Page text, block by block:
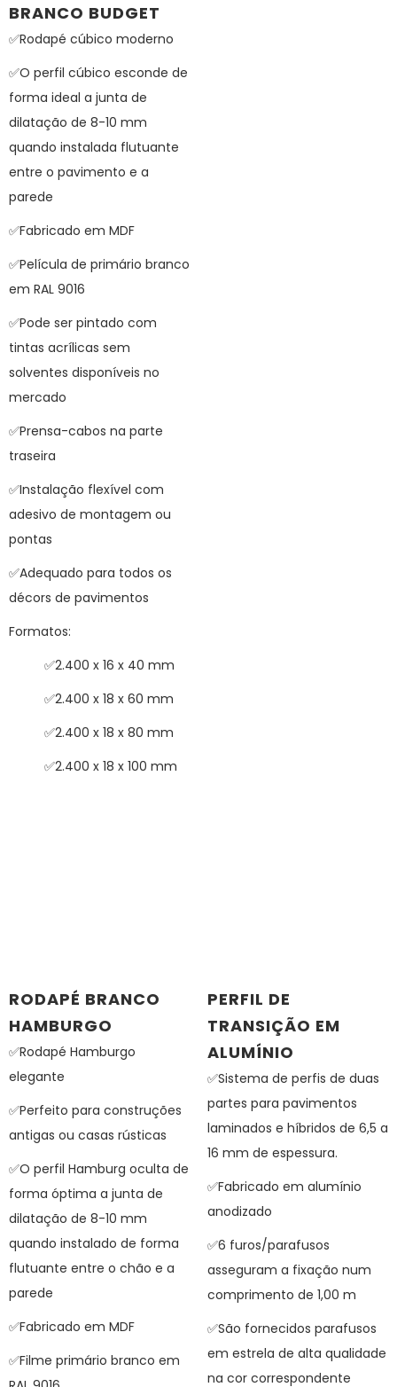
BRANCO BUDGET
✅Rodapé cúbico moderno
✅O perfil cúbico esconde de
forma ideal a junta de
dilatação de 8-10 mm
quando instalada flutuante
entre o pavimento e a
parede
✅Fabricado em MDF
✅Película de primário branco
em RAL 9016
✅Pode ser pintado com
tintas acrílicas sem
solventes disponíveis no
mercado
✅Prensa-cabos na parte
traseira
✅Instalação flexível com
adesivo de montagem ou
pontas
✅Adequado para todos os
décors de pavimentos
Formatos:
✅2.400 x 16 x 40 mm
✅2.400 x 18 x 60 mm
✅2.400 x 18 x 80 mm
✅2.400 x 18 x 100 mm
RODAPÉ BRANCO
HAMBURGO
✅Rodapé Hamburgo
elegante
✅Perfeito para construções
antigas ou casas rústicas
✅O perfil Hamburg oculta de
forma óptima a junta de
dilatação de 8-10 mm
quando instalado de forma
flutuante entre o chão e a
parede
✅Fabricado em MDF
✅Filme primário branco em
PERFIL DE
TRANSIÇÃO EM
ALUMÍNIO
✅Sistema de perfis de duas
partes para pavimentos
laminados e híbridos de 6,5 a
16 mm de espessura.
✅Fabricado em alumínio
anodizado
✅6 furos/parafusos
asseguram a fixação num
comprimento de 1,00 m
✅São fornecidos parafusos
em estrela de alta qualidade
na cor correspondente